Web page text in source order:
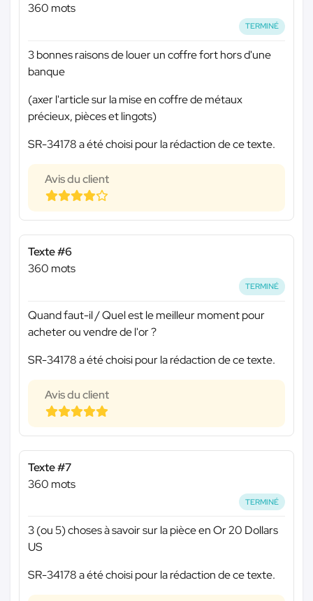
360 mots
TERMINÉ
3 bonnes raisons de louer un coffre fort hors d'une
banque
(axer l'article sur la mise en coffre de métaux
précieux, pièces et lingots)
SR-34178 a été choisi pour la rédaction de ce texte.
Avis du client
Texte #6
360 mots
TERMINÉ
Quand faut-il / Quel est le meilleur moment pour
acheter ou vendre de l'or ?
SR-34178 a été choisi pour la rédaction de ce texte.
Avis du client
Texte #7
360 mots
TERMINÉ
3 (ou 5) choses à savoir sur la pièce en Or 20 Dollars
US
SR-34178 a été choisi pour la rédaction de ce texte.